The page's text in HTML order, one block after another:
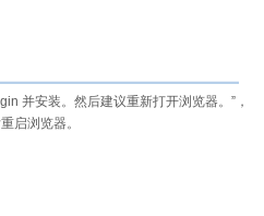
并安装。然后建议重新打开浏览器。”，
启浏览器。